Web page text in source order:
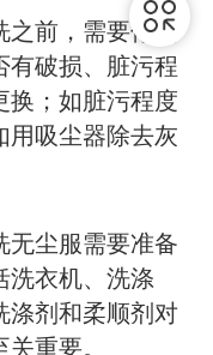
之前，需要仔细
有破损、脏污程
换；如脏污程度
用吸尘器除去灰
无尘服需要准备
洗衣机、洗涤
涤剂和柔顺剂对
重要。